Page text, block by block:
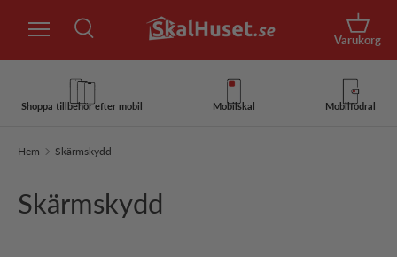
Hoppa till innehåll
Sök
Korg
Varukorg
Shoppa tillbehör efter mobil Mobilskal Mobilfodral
Hem Skärmskydd
Skärmskydd